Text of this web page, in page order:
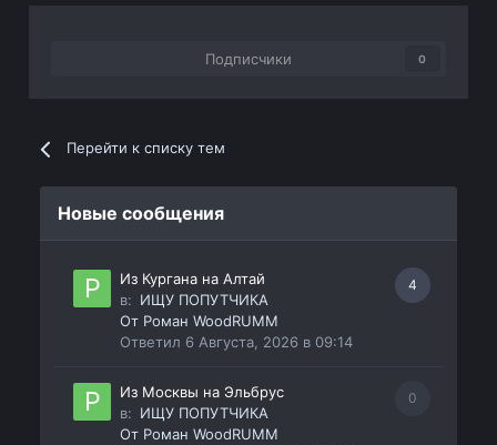
Подписчики 0
Перейти к списку тем
Новые сообщения
4
Из Кургана на Алтай
в: ИЩУ ПОПУТЧИКА
От Роман WoodRUMM
Ответил 6 Августа, 2026 в 09:14
0
Из Москвы на Эльбрус
в: ИЩУ ПОПУТЧИКА
От Роман WoodRUMM